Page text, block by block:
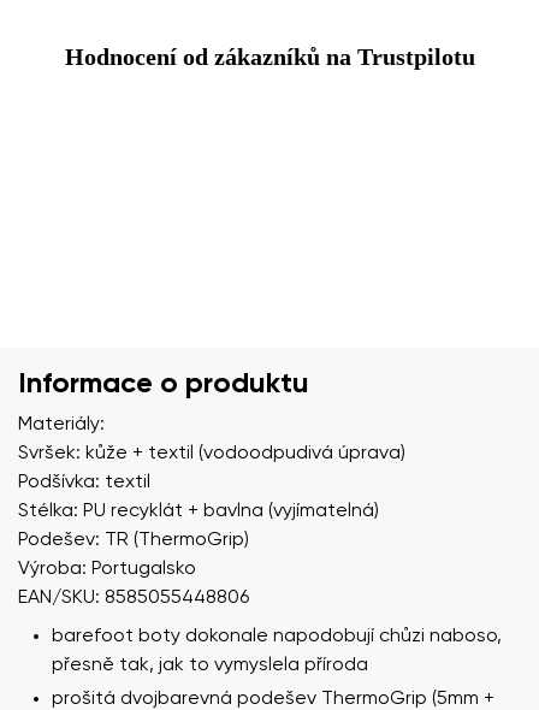
Hodnocení od zákazníků na Trustpilotu
Informace o produktu
Materiály:
Svršek: kůže + textil (vodoodpudivá úprava)
Podšívka: textil
Stélka: PU recyklát + bavlna (vyjímatelná)
Podešev: TR (ThermoGrip)
Výroba: Portugalsko
EAN/SKU: 8585055448806
barefoot boty dokonale napodobují chůzi naboso,
přesně tak, jak to vymyslela příroda
prošitá dvojbarevná podešev ThermoGrip (5mm +